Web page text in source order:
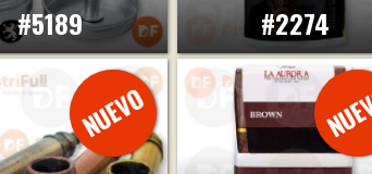
#5189 #2274